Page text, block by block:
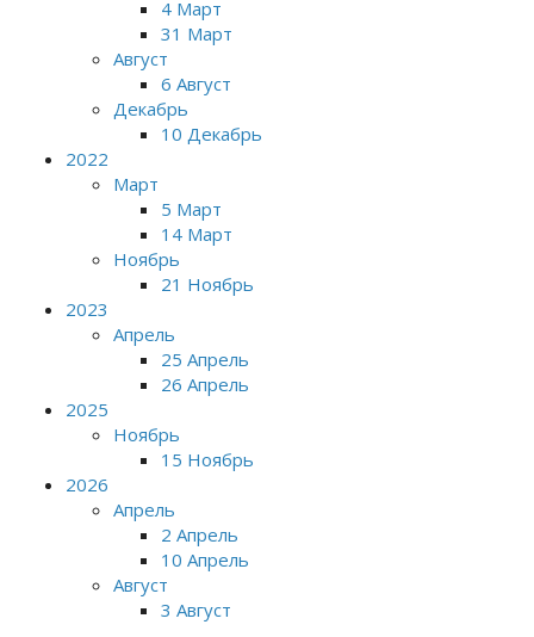
4 Март
31 Март
Август
6 Август
Декабрь
10 Декабрь
2022
Март
5 Март
14 Март
Ноябрь
21 Ноябрь
2023
Апрель
25 Апрель
26 Апрель
2025
Ноябрь
15 Ноябрь
2026
Апрель
2 Апрель
10 Апрель
Август
3 Август